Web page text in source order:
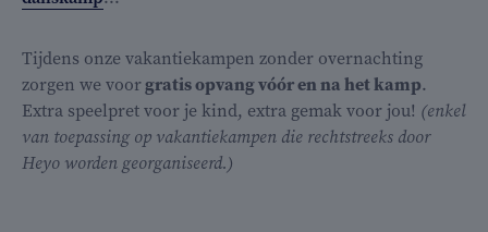
Tijdens onze vakantiekampen zonder overnachting
zorgen we voorgratis opvang vóór en na het kamp.
Extra speelpret voor je kind, extra gemak voor jou! (enkel
van toepassing op vakantiekampen die rechtstreeks door
Heyo worden georganiseerd.)